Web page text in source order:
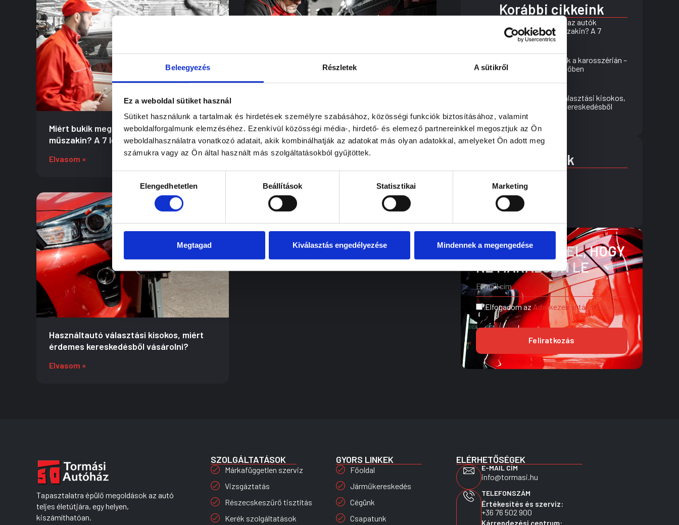
Beleegyezés Részletek A sütikről
Ez a weboldal sütiket használ
Sütiket használunk a tartalmak és hirdetések személyre szabásához, közösségi funkciók biztosításához, valamint
weboldalforgalmunk elemzéséhez. Ezenkívül közösségi média-, hirdető- és elemező partnereinkkel megosztjuk az Ön
weboldalhasználatra vonatkozó adatait, akik kombinálhatják az adatokat más olyan adatokkal, amelyeket Ön adott meg
számukra vagy az Ön által használt más szolgáltatásokból gyűjtöttek.
kiválasztásaElengedhetetlen Beállítások Statisztikai Marketing
Megtagad Kiválasztás engedélyezése Mindennek a megengedése
Miért bukik meg az autók többsége a
műszakin? A 7 leggyakoribb ok
Elvasom »
Rejtett sérülések a karosszérián – így
vedd észre időben
Elvasom »
Használtautó választási kisokos, miért
érdemes kereskedésből vásárolni?
Elvasom »
Korábbi cikkeink
Miért bukik meg az autók
többsége a műszakin? A 7
leggyakoribb ok
Rejtett sérülések a karosszérián –
így vedd észre időben
Használtautó választási kisokos,
miért érdemes kereskedésből
vásárolni?
Címkék
műszaki vizsga
karosszéria
használtautó
autószervíz
IRATKOZZON FEL, HOGY
NE MARADJON LE
Elfogadom azAdatkezelési tájékoztatót.
Feliratkozás
Tapasztalatra épülő megoldások az autó
teljes életútjára, egy helyen,
kiszámíthatóan.
SZOLGÁLTATÁSOK
Márkafüggetlen szerviz
Vizsgáztatás
Részecskeszűrő tisztítás
Kerék szolgáltatások
GYORS LINKEK
Főoldal
Járműkereskedés
Cégünk
Csapatunk
ELÉRHETŐSÉGEK
E-MAIL CÍM
info@tormasi.hu
TELEFONSZÁM
Értékesítés és szerviz:
+36 76 502 900
Kárrendezési centrum: